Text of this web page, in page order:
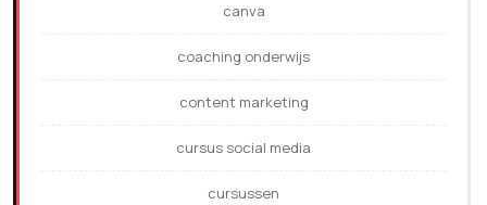
canva
coaching onderwijs
content marketing
cursus social media
cursussen